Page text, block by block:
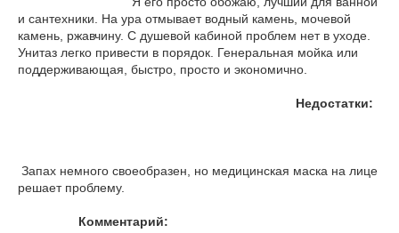
и сантехники. На ура отмывает водный камень, мочевой
камень, ржавчину. С душевой кабиной проблем нет в уходе.
Унитаз легко привести в порядок. Генеральная мойка или
поддерживающая, быстро, просто и экономично.
Недостатки:
Запах немного своеобразен, но медицинская маска на лице
решает проблему.
Комментарий: